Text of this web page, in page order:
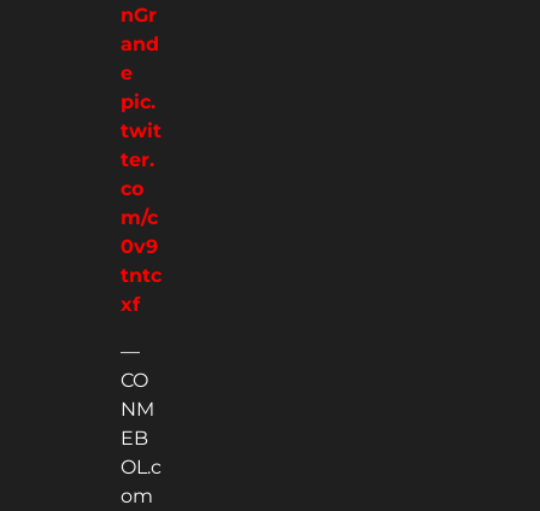
nGr
and
e
pic.
twit
ter.
co
m/c
0v9
tntc
xf
—
CO
NM
EB
OL.c
om